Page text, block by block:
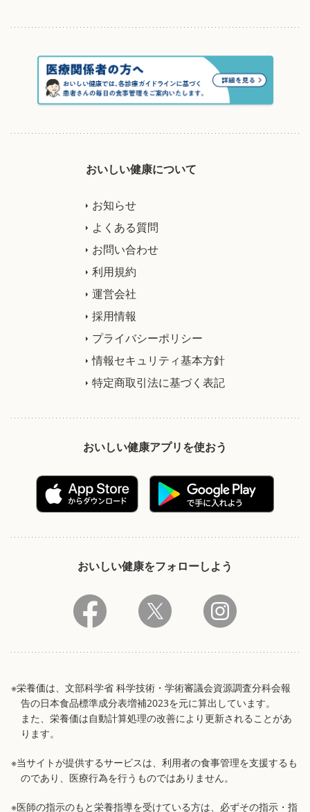
おいしい健康について
お知らせ
よくある質問
お問い合わせ
利用規約
運営会社
採用情報
プライバシーポリシー
情報セキュリティ基本方針
特定商取引法に基づく表記
おいしい健康アプリを使おう
おいしい健康をフォローしよう
※栄養価は、文部科学省 科学技術・学術審議会資源調査分科会報
告の日本食品標準成分表増補2023を元に算出しています。
また、栄養価は自動計算処理の改善により更新されることがあ
ります。
※当サイトが提供するサービスは、利用者の食事管理を支援するも
のであり、医療行為を行うものではありません。
※医師の指示のもと栄養指導を受けている方は、必ずその指示・指